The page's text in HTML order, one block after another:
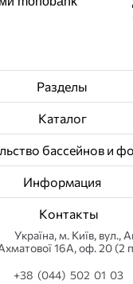
Разделы
Каталог
бассейнов и
Информация
Контакты
Українa, м. Київ, вул.,
16А, оф. 20 (2
+38 (044) 502 01 03